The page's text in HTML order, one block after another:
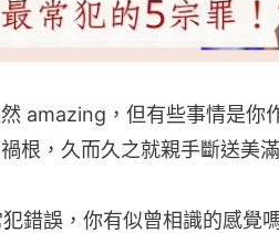
amazing，但有些事情是你
根，久而久之就親手斷送美
錯誤，你有似曾相識的感覺